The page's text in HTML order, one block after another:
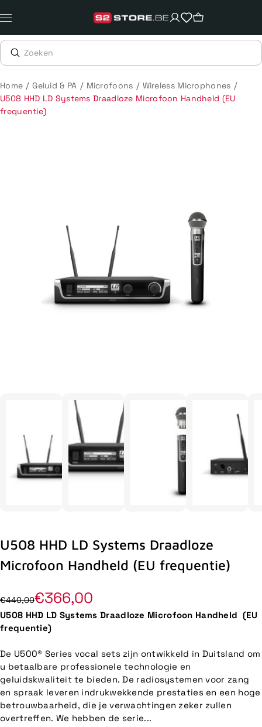
naar
content
Home / Geluid & PA / Microfoons / Wireless Microphones /
U508 HHD LD Systems Draadloze Microfoon Handheld (EU
frequentie)
U508 HHD LD Systems Draadloze
Microfoon Handheld (EU frequentie)
€440,00€366,00
U508 HHD LD Systems Draadloze Microfoon Handheld (EU
frequentie)
De U500® Series vocal sets zijn ontwikkeld in Duitsland om
u betaalbare professionele technologie en
geluidskwaliteit te bieden. De radiosystemen voor zang
en spraak leveren indrukwekkende prestaties en een hoge
betrouwbaarheid, die je verwachtingen zeker zullen
overtreffen. We hebben de serie...